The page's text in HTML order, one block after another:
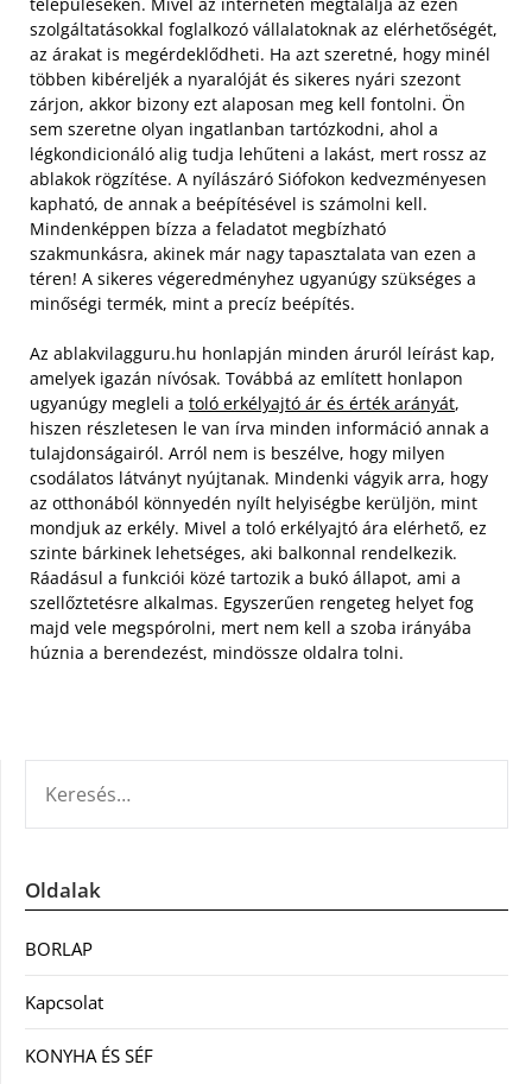
szolgáltatásokkal foglalkozó vállalatoknak az elérhetőségét,
az árakat is megérdeklődheti. Ha azt szeretné, hogy minél
többen kibéreljék a nyaralóját és sikeres nyári szezont
zárjon, akkor bizony ezt alaposan meg kell fontolni. Ön
sem szeretne olyan ingatlanban tartózkodni, ahol a
légkondicionáló alig tudja lehűteni a lakást, mert rossz az
ablakok rögzítése. A nyílászáró Siófokon kedvezményesen
kapható, de annak a beépítésével is számolni kell.
Mindenképpen bízza a feladatot megbízható
szakmunkásra, akinek már nagy tapasztalata van ezen a
téren! A sikeres végeredményhez ugyanúgy szükséges a
minőségi termék, mint a precíz beépítés.
Az ablakvilagguru.hu honlapján minden áruról leírást kap,
amelyek igazán nívósak. Továbbá az említett honlapon
ugyanúgy megleli a toló erkélyajtó ár és érték arányát,
hiszen részletesen le van írva minden információ annak a
tulajdonságairól. Arról nem is beszélve, hogy milyen
csodálatos látványt nyújtanak. Mindenki vágyik arra, hogy
az otthonából könnyedén nyílt helyiségbe kerüljön, mint
mondjuk az erkély. Mivel a toló erkélyajtó ára elérhető, ez
szinte bárkinek lehetséges, aki balkonnal rendelkezik.
Ráadásul a funkciói közé tartozik a bukó állapot, ami a
szellőztetésre alkalmas. Egyszerűen rengeteg helyet fog
majd vele megspórolni, mert nem kell a szoba irányába
húznia a berendezést, mindössze oldalra tolni.
Oldalak
BORLAP
Kapcsolat
KONYHA ÉS SÉF